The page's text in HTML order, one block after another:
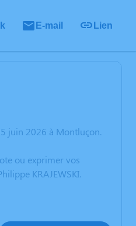
E-mail Lien
juin 2026 à Montluçon.
ou exprimer vos
KRAJEWSKI.